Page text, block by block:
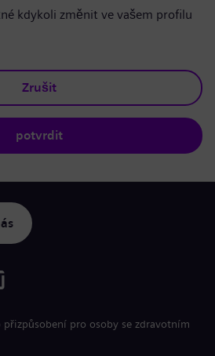
kdykoli změnit ve vašem profilu
Zrušit
potvrdit
přizpůsobení pro osoby se zdravotním